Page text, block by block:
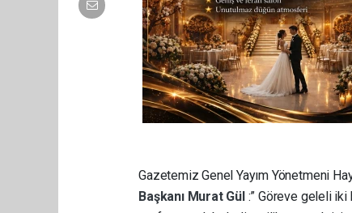
Gazetemiz Genel Yayım Yönetmeni
Başkanı Murat Gül :” Göreve geleli